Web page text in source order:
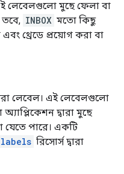
লেবেলগুলো মুছে ফেলা বা
তবে, INBOX মতো কিছু
থ্রেডে প্রয়োগ করা বা
লেবেল। এই লেবেলগুলো
দ্বারা মুছে
যেতে পারে। একটি
labels রিসোর্স দ্বারা